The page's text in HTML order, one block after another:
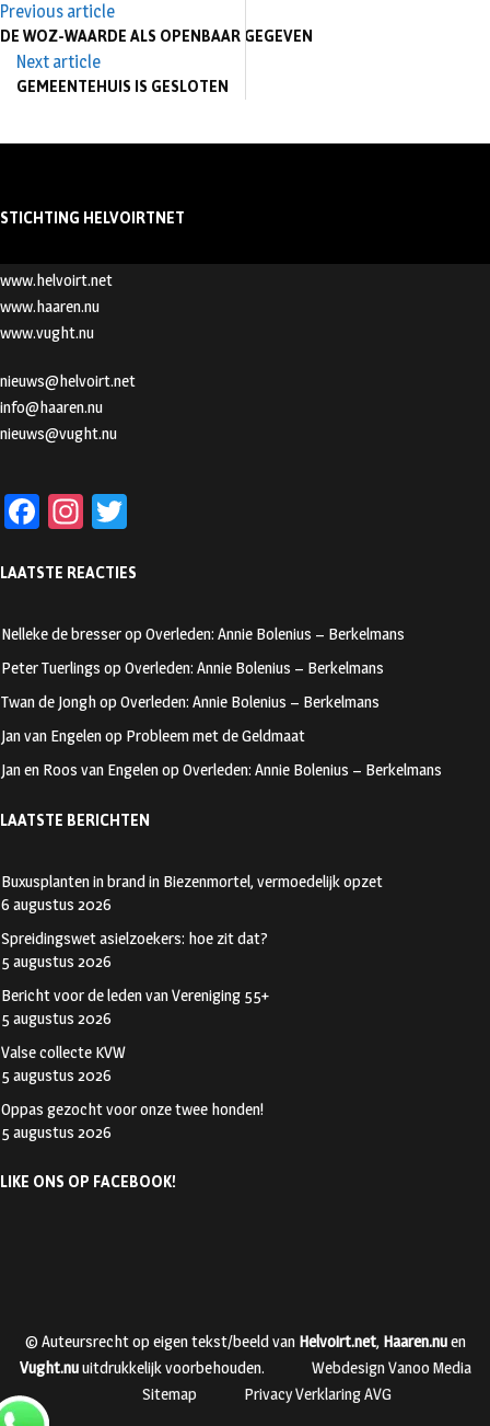
Previous article
DE WOZ-WAARDE ALS OPENBAAR GEGEVEN
Next article
GEMEENTEHUIS IS GESLOTEN
STICHTING HELVOIRTNET
www.helvoirt.net
www.haaren.nu
www.vught.nu
nieuws@helvoirt.net
info@haaren.nu
nieuws@vught.nu
Fa
b
oo
k
In
ag
m
tt
LAATSTE REACTIES
Nelleke de bresserop Overleden: Annie Bolenius – Berkelmans
Peter Tuerlings op Overleden: Annie Bolenius – Berkelmans
Twan de Jonghop Overleden: Annie Bolenius – Berkelmans
Jan van Engelenop Probleem met de Geldmaat
Jan en Roos van Engelenop Overleden: Annie Bolenius – Berkelmans
LAATSTE BERICHTEN
Buxusplanten in brand in Biezenmortel, vermoedelijk opzet
6 augustus 2026
Spreidingswet asielzoekers: hoe zit dat?
5 augustus 2026
Bericht voor de leden van Vereniging 55+
5 augustus 2026
Valse collecte KVW
5 augustus 2026
Oppas gezocht voor onze twee honden!
5 augustus 2026
LIKE ONS OP FACEBOOK!
© Auteursrecht op eigen tekst/beeld van Helvoirt.net, Haaren.nuen
Vught.nuuitdrukkelijk voorbehouden.
Webdesign Vanoo Media
Sitemap
Privacy Verklaring AVG